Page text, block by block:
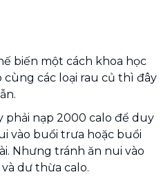
biến một cách khoa học
cùng các loại rau củ thì đây
nạp 2000 calo để duy
vào buổi trưa hoặc buổi
Nhưng tránh ăn nui vào
dư thừa calo.